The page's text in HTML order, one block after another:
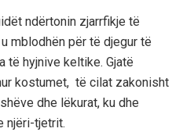
ndërtonin zjarrfikje të
mblodhën për të djegur të
të hyjnive keltike. Gjatë
kostumet, të cilat zakonisht
dhe lëkurat, ku dhe
njëri-tjetrit.